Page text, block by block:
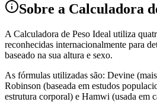
Sobre a Calculadora
A Calculadora de Peso Ideal utiliza
reconhecidas internacionalmente para
baseado na sua altura e sexo.
As fórmulas utilizadas são: Devine
Robinson (baseada em estudos
estrutura corporal) e Hamwi (usada em